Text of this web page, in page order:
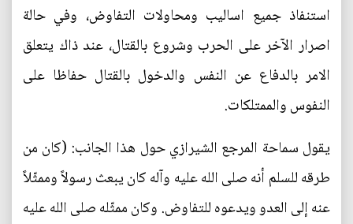
استنفاذ جميع اساليب ومحاولات التفاوض، وفي حالة
اصرار الآخر على الحرب وشروع بالقتال، عند ذاك يتعلق
الامر بالدفاع عن النفس والدخول بالقتال حفاظا على
النفوس والممتلكات.
يقول سماحة المرجع الشيرازي حول هذا الجانب: (كان من
طرقه للسلم أنه صلى الله عليه وآله كان يبعث رسولاً وممثّلاً
عنه إلى العدو ويدعوه للتفاوض. وكان ممثّله صلى الله عليه